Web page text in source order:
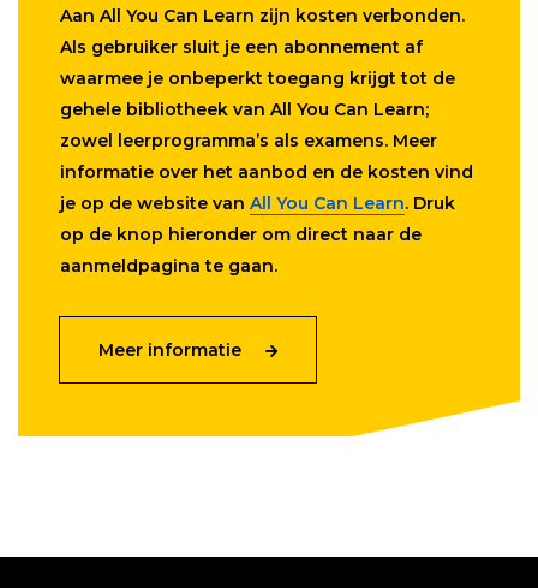
Aan All You Can Learn zijn kosten verbonden.
Als gebruiker sluit je een abonnement af
waarmee je onbeperkt toegang krijgt tot de
gehele bibliotheek van All You Can Learn;
zowel leerprogramma’s als examens. Meer
informatie over het aanbod en de kosten vind
je op de website van All You Can Learn. Druk
op de knop hieronder om direct naar de
aanmeldpagina te gaan.
Meer informatie